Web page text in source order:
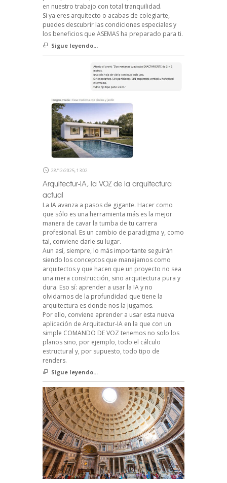
en nuestro trabajo con total tranquilidad.
Si ya eres arquitecto o acabas de colegiarte,
puedes descubrir las condiciones especiales y
los beneficios que ASEMAS ha preparado para ti.
Sigue leyendo...
28/12/2025, 13:02
Arquitectur-IA, la VOZ de la arquitectura
actual
La IA avanza a pasos de gigante. Hacer como
que sólo es una herramienta más es la mejor
manera de cavar la tumba de tu carrera
profesional. Es un cambio de paradigma y, como
tal, conviene darle su lugar.
Aun así, siempre, lo más importante seguirán
siendo los conceptos que manejamos como
arquitectos y que hacen que un proyecto no sea
una mera construcción, sino arquitectura pura y
dura. Eso sí: aprender a usar la IA y no
olvidarnos de la profundidad que tiene la
arquitectura es donde nos la jugamos.
Por ello, conviene aprender a usar esta nueva
aplicación de Arquitectur-IA en la que con un
simple COMANDO DE VOZ tenemos no solo los
planos sino, por ejemplo, todo el cálculo
estructural y, por supuesto, todo tipo de
renders.
Sigue leyendo...